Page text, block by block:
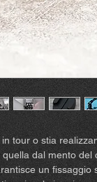
tour o stia
dal mento del
un fissaggio